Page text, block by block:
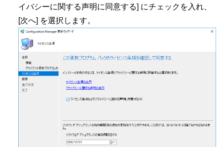
イバシーに関する声明に同意する] にチェックを入れ、
[次へ] を選択します。